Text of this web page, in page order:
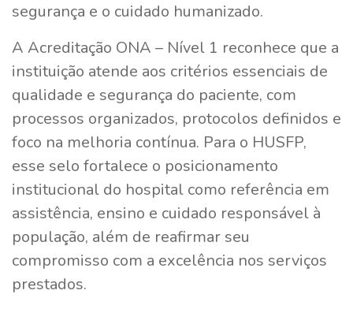
segurança e o cuidado humanizado.
A Acreditação ONA – Nível 1 reconhece que a
instituição atende aos critérios essenciais de
qualidade e segurança do paciente, com
processos organizados, protocolos definidos e
foco na melhoria contínua. Para o HUSFP,
esse selo fortalece o posicionamento
institucional do hospital como referência em
assistência, ensino e cuidado responsável à
população, além de reafirmar seu
compromisso com a excelência nos serviços
prestados.